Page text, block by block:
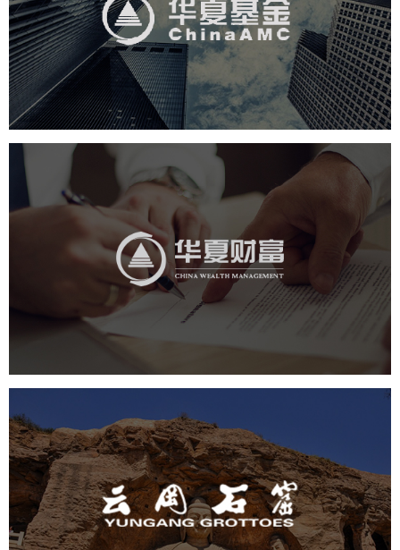
金融保险 基金 社区网站 网页设计
业务系统
互动营销
华夏财富
金融保险 社区网站 网页设计 业务系统
云冈石窟
旅游休闲 景区网站建设 品牌官网
网页设计